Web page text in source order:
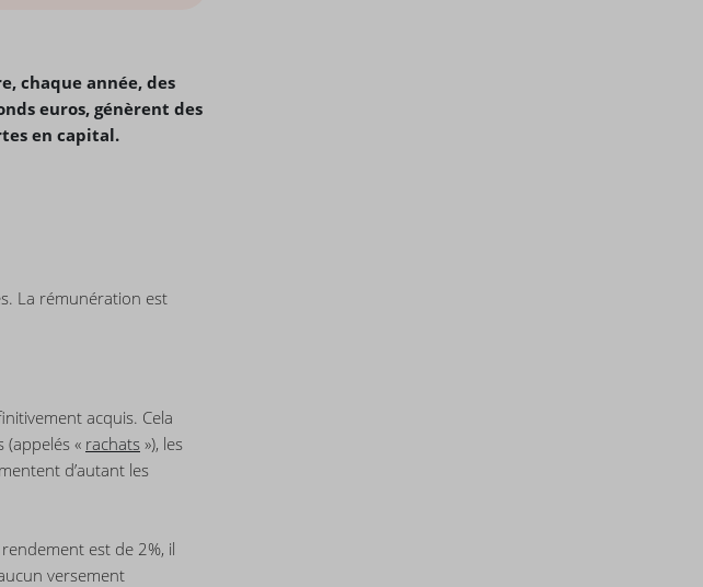
chaque année, des
euros, génèrent des
en capital.
La rémunération est
acquis. Cela
(appelés « rachats »), les
d’autant les
est de 2%, il
versement